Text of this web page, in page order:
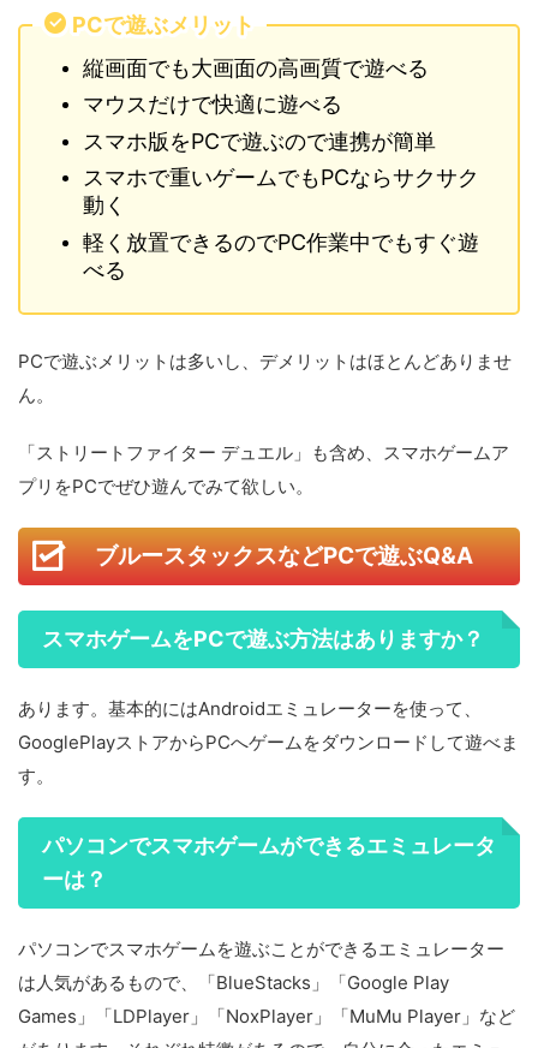
PCで遊ぶメリット
縦画面でも大画面の高画質で遊べる
マウスだけで快適に遊べる
スマホ版をPCで遊ぶので連携が簡単
スマホで重いゲームでもPCならサクサク
動く
軽く放置できるのでPC作業中でもすぐ遊
べる
PCで遊ぶメリットは多いし、デメリットはほとんどありませ
ん。
「ストリートファイター デュエル」も含め、スマホゲームア
プリをPCでぜひ遊んでみて欲しい。
ブルースタックスなどPCで遊ぶQ&A
スマホゲームをPCで遊ぶ方法はありますか？
あります。基本的にはAndroidエミュレーターを使って、
GooglePlayストアからPCへゲームをダウンロードして遊べま
す。
パソコンでスマホゲームができるエミュレータ
ーは？
パソコンでスマホゲームを遊ぶことができるエミュレーター
は人気があるもので、「BlueStacks」「Google Play
Games」「LDPlayer」「NoxPlayer」「MuMu Player」など